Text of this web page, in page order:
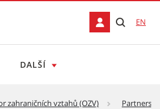
EN
DALŠÍ
zahraničních vztahů (OZV)